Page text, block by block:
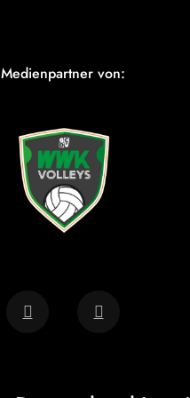
Medienpartner von: